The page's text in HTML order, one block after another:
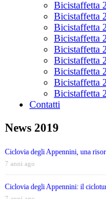
Bicistaffetta
Bicistaffetta
Bicistaffetta
Bicistaffetta
Bicistaffetta
Bicistaffetta
Bicistaffetta
Bicistaffetta
Bicistaffetta
Contatti
News 2019
Ciclovia degli Appennini, una
7 anni ago
Ciclovia degli Appennini: il